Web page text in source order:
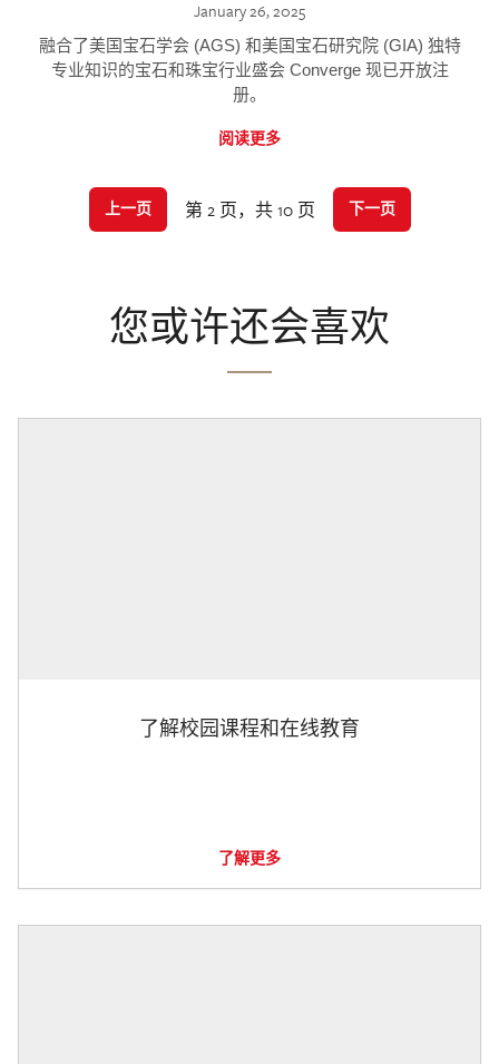
January 26, 2025
融合了美国宝石学会 (AGS) 和美国宝石研究院 (GIA) 独特
专业知识的宝石和珠宝行业盛会 Converge 现已开放注
册。
阅读更多
上一页 第 2 页，共 10 页 下一页
您或许还会喜欢
了解校园课程和在线教育
了解更多